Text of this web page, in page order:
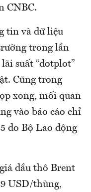
CNBC.
tin và dữ liệu
trong lần
suất “dotplot”
Cũng trong
xong, mối quan
vào báo cáo chỉ
do Bộ Lao động
dầu thô Brent
USD/thùng,